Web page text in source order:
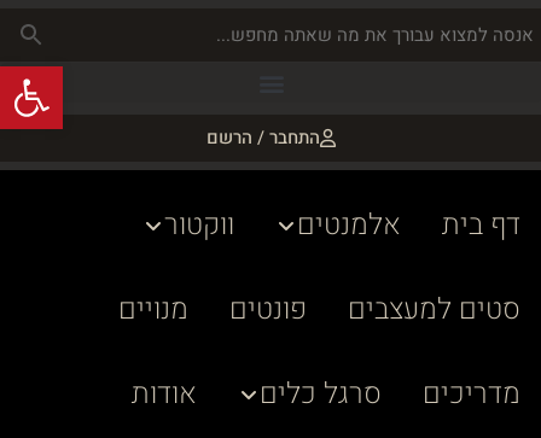
התחבר / הרשם
דף בית אלמנטים
ווקטור
סטים למעצבים
פונטים
מנויים
מדריכים
סרגל כלים
אודות